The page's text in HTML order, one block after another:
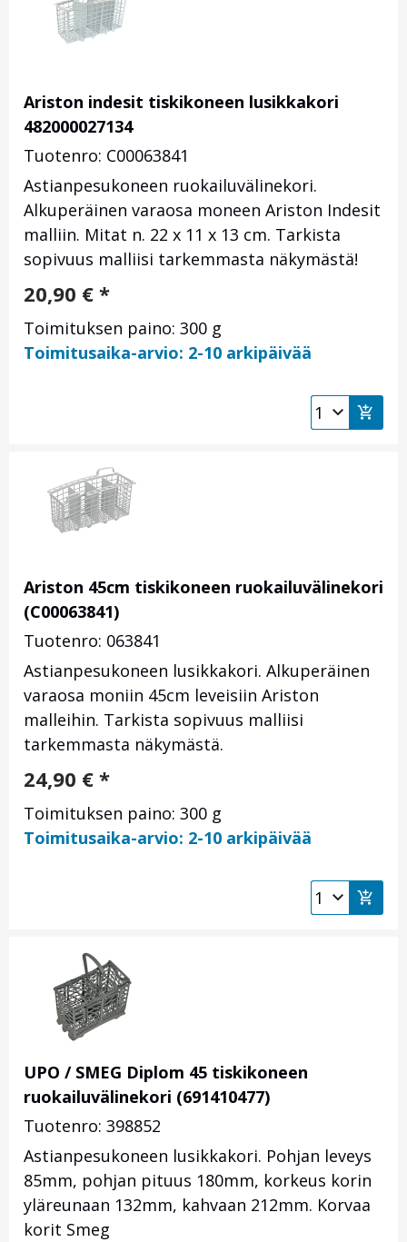
Ariston indesit tiskikoneen lusikkakori
482000027134
Tuotenro: C00063841
Astianpesukoneen ruokailuvälinekori.
Alkuperäinen varaosa moneen Ariston Indesit
malliin. Mitat n. 22 x 11 x 13 cm. Tarkista
sopivuus malliisi tarkemmasta näkymästä!
20,90 € *
Toimituksen paino: 300 g
Toimitusaika-arvio: 2-10 arkipäivää
Ariston 45cm tiskikoneen ruokailuvälinekori
(C00063841)
Tuotenro: 063841
Astianpesukoneen lusikkakori. Alkuperäinen
varaosa moniin 45cm leveisiin Ariston
malleihin. Tarkista sopivuus malliisi
tarkemmasta näkymästä.
24,90 € *
Toimituksen paino: 300 g
Toimitusaika-arvio: 2-10 arkipäivää
UPO / SMEG Diplom 45 tiskikoneen
ruokailuvälinekori (691410477)
Tuotenro: 398852
Astianpesukoneen lusikkakori. Pohjan leveys
85mm, pohjan pituus 180mm, korkeus korin
yläreunaan 132mm, kahvaan 212mm. Korvaa
korit Smeg